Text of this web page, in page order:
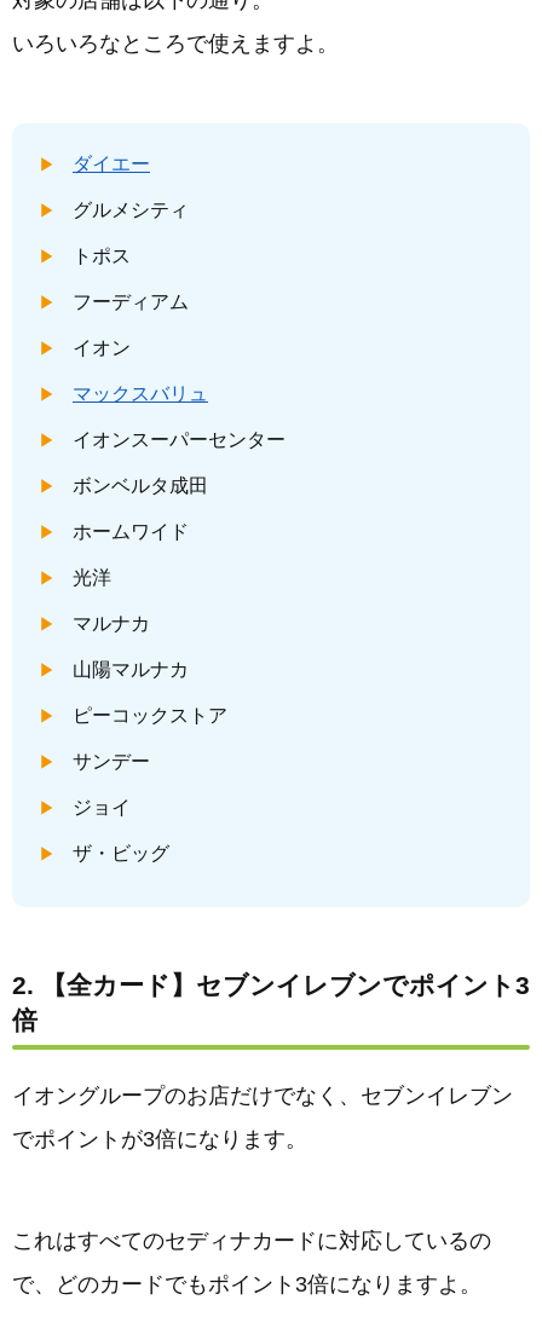
いろいろなところで使えますよ。
ダイエー
グルメシティ
トポス
フーディアム
イオン
マックスバリュ
イオンスーパーセンター
ボンベルタ成田
ホームワイド
光洋
マルナカ
山陽マルナカ
ピーコックストア
サンデー
ジョイ
ザ・ビッグ
2. 【全カード】セブンイレブンでポイント3
倍
イオングループのお店だけでなく、セブンイレブン
でポイントが3倍になります。
これはすべてのセディナカードに対応しているの
で、どのカードでもポイント3倍になりますよ。